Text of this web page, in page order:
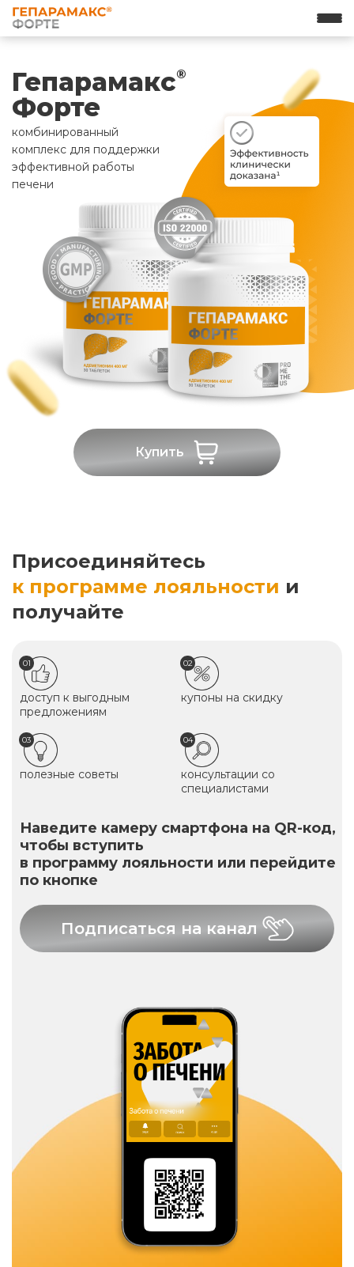
Гепарамакс®
Форте
комбинированный
комплекс для поддержки
эффективной работы
печени
Купить
Присоединяйтесь
к программе лояльности и
получайте
01
доступ к выгодным
предложениям
02
купоны на скидку
03
полезные советы
04
консультации со
специалистами
Наведите камеру смартфона на QR-код,
чтобы вступить
в программу лояльности или перейдите
по кнопке
Подписаться на канал